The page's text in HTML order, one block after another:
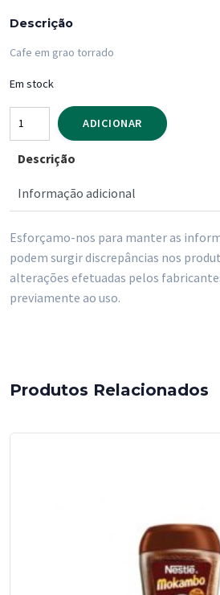
Descrição
Cafe em grao torrado
Em stock
Quantidade
de
Cafe
1
ADICIONAR
Descrição
Informação adicional
Esforçamo-nos para manter as
podem surgir discrepâncias nos
alterações efetuadas pelos
previamente ao uso.
Produtos Relacionados